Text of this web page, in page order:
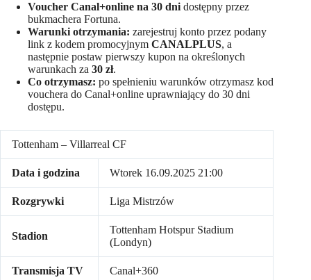
Voucher Canal+online na 30 dni dostępny przez
bukmachera Fortuna.
Warunki otrzymania: zarejestruj konto przez podany
link z kodem promocyjnym CANALPLUS, a
następnie postaw pierwszy kupon na określonych
warunkach za 30 zł.
Co otrzymasz: po spełnieniu warunków otrzymasz kod
vouchera do Canal+online uprawniający do 30 dni
dostępu.
Tottenham – Villarreal CF
Data i godzina Wtorek 16.09.2025 21:00
Rozgrywki Liga Mistrzów
Stadion
Tottenham Hotspur Stadium
(Londyn)
Transmisja TV Canal+360